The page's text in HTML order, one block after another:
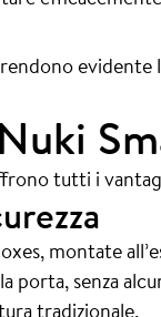
evidente
tutti i
montate
porta, senza
tradizionale.